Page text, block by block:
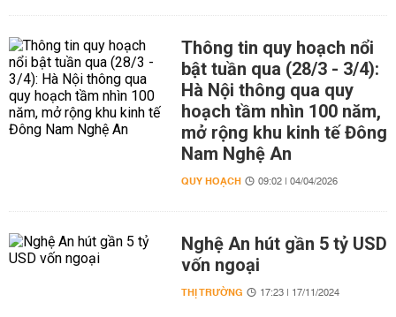
Thông tin quy hoạch nổi
bật tuần qua (28/3 - 3/4):
Hà Nội thông qua quy
hoạch tầm nhìn 100 năm,
mở rộng khu kinh tế Đông
Nam Nghệ An
QUY HOẠCH 09:02 | 04/04/2026
Nghệ An hút gần 5 tỷ USD
vốn ngoại
THỊ TRƯỜNG 17:23 | 17/11/2024